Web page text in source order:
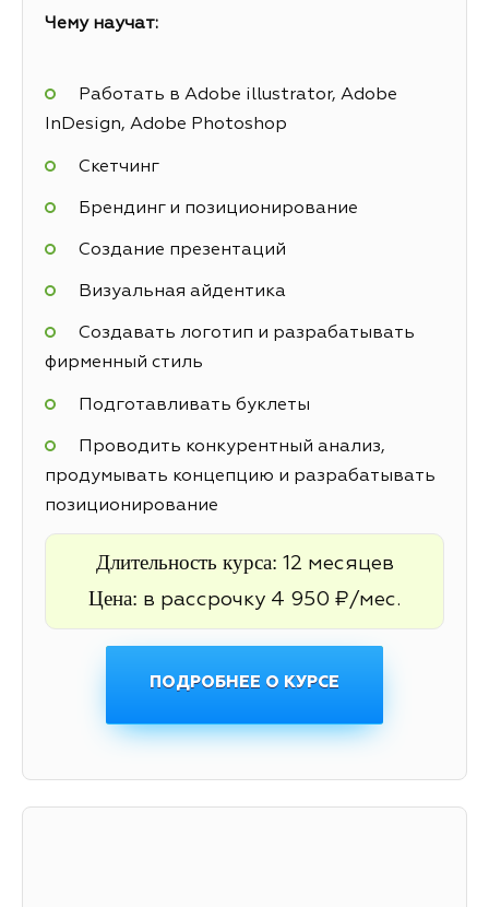
Чему научат:
Работать в Adobe illustrator, Adobe
InDesign, Adobe Photoshop
Скетчинг
Брендинг и позиционирование
Создание презентаций
Визуальная айдентика
Создавать логотип и разрабатывать
фирменный стиль
Подготавливать буклеты
Проводить конкурентный анализ,
продумывать концепцию и разрабатывать
позиционирование
Длительность курса: 12 месяцев
Цена: в рассрочку 4 950 ₽/мес.
ПОДРОБНЕЕ О КУРСЕ